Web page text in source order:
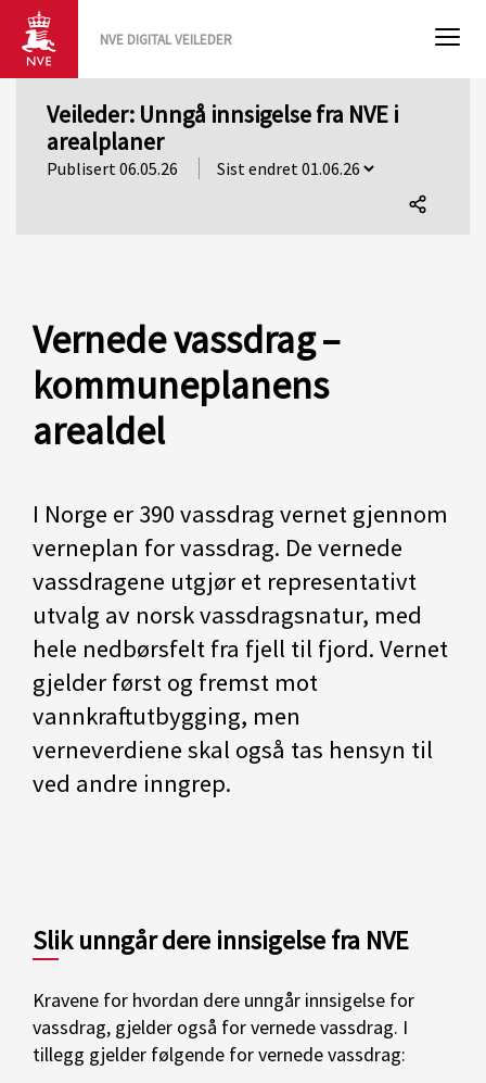
NVE DIGITAL VEILEDER
Veileder: Unngå innsigelse fra NVE i
arealplaner
Publisert 06.05.26
Vernede vassdrag –
kommuneplanens
arealdel
I Norge er 390 vassdrag vernet gjennom
verneplan for vassdrag. De vernede
vassdragene utgjør et representativt
utvalg av norsk vassdragsnatur, med
hele nedbørsfelt fra fjell til fjord. Vernet
gjelder først og fremst mot
vannkraftutbygging, men
verneverdiene skal også tas hensyn til
ved andre inngrep.
Slik unngår dere innsigelse fra NVE
Kravene for hvordan dere unngår innsigelse for
vassdrag, gjelder også for vernede vassdrag. I
tillegg gjelder følgende for vernede vassdrag: